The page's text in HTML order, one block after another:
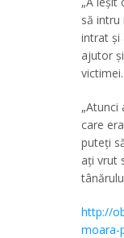
să intru
intrat și
ajutor
victimei.
care
puteți
ați vrut
http://
moara-